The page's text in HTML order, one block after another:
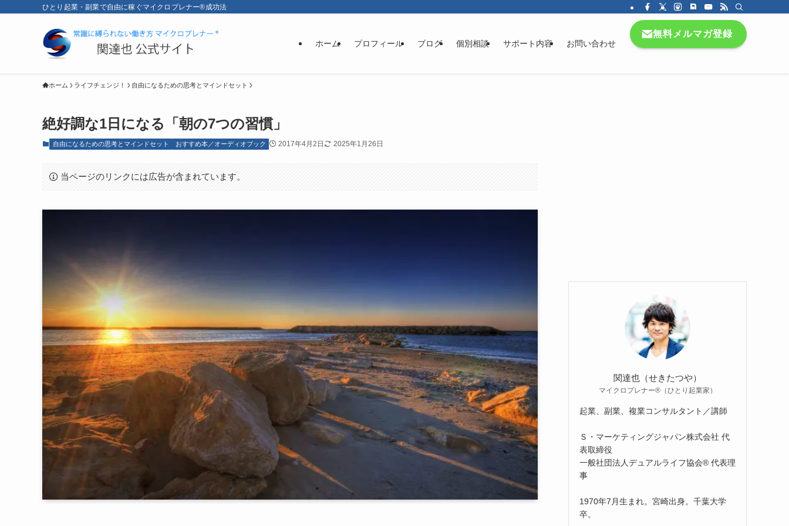
ひとり起業・副業で自由に稼ぐマイクロプレナー®成功法
ホーム プロフィール ブログ 個別相談 サポート内容 お問い合わせ
無料メルマガ登録
ホーム ライフチェンジ！ 自由になるための思考とマインドセット
絶好調な1日になる「朝の7つの習慣」
自由になるための思考とマインドセット おすすめ本／オーディオブック 2017年4月2日 2025年1月26日
当ページのリンクには広告が含まれています。
関達也（せきたつや）
マイクロプレナー®（ひとり起業家）
起業、副業、複業コンサルタント／講師
Ｓ・マーケティングジャパン株式会社 代
表取締役
一般社団法人デュアルライフ協会® 代表理
事
1970年7月生まれ。宮崎出身。千葉大学
卒。